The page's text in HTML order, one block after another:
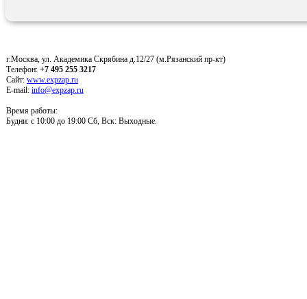
г.Москва, ул. Академика Скрябина д.12/27 (м.Рязанский пр-кт)
Телефон: +7 495 255 3217
Сайт: www.expzap.ru
E-mail: info@expzap.ru
Время работы:
Будни: c 10:00 до 19:00 Сб, Вск: Выходные.